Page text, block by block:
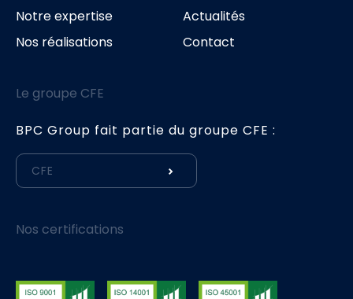
Notre expertise
Nos réalisations
Actualités
Contact
Le groupe CFE
BPC Group fait partie du groupe CFE :
CFE
Nos certifications